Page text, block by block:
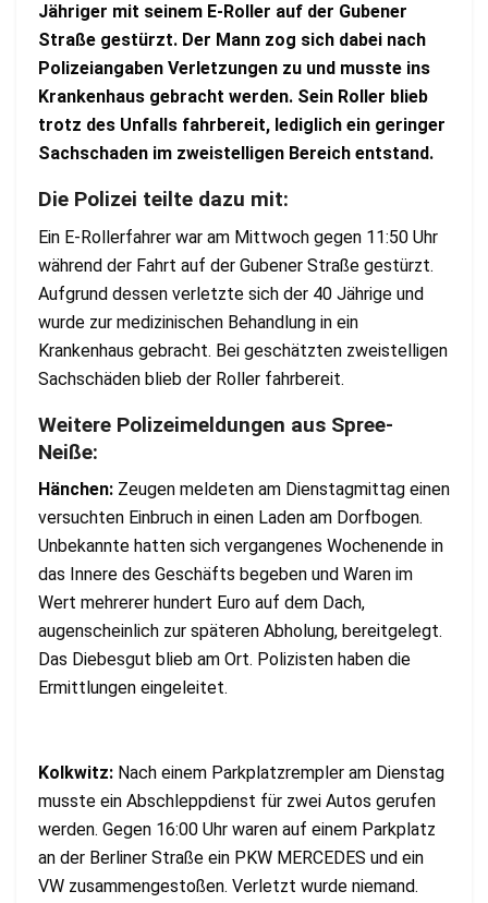
Jähriger mit seinem E-Roller auf der Gubener
Straße gestürzt. Der Mann zog sich dabei nach
Polizeiangaben Verletzungen zu und musste ins
Krankenhaus gebracht werden. Sein Roller blieb
trotz des Unfalls fahrbereit, lediglich ein geringer
Sachschaden im zweistelligen Bereich entstand.
Die Polizei teilte dazu mit:
Ein E-Rollerfahrer war am Mittwoch gegen 11:50 Uhr
während der Fahrt auf der Gubener Straße gestürzt.
Aufgrund dessen verletzte sich der 40 Jährige und
wurde zur medizinischen Behandlung in ein
Krankenhaus gebracht. Bei geschätzten zweistelligen
Sachschäden blieb der Roller fahrbereit.
Weitere Polizeimeldungen aus Spree-
Neiße:
Hänchen: Zeugen meldeten am Dienstagmittag einen
versuchten Einbruch in einen Laden am Dorfbogen.
Unbekannte hatten sich vergangenes Wochenende in
das Innere des Geschäfts begeben und Waren im
Wert mehrerer hundert Euro auf dem Dach,
augenscheinlich zur späteren Abholung, bereitgelegt.
Das Diebesgut blieb am Ort. Polizisten haben die
Ermittlungen eingeleitet.
Kolkwitz: Nach einem Parkplatzrempler am Dienstag
musste ein Abschleppdienst für zwei Autos gerufen
werden. Gegen 16:00 Uhr waren auf einem Parkplatz
an der Berliner Straße ein PKW MERCEDES und ein
VW zusammengestoßen. Verletzt wurde niemand.